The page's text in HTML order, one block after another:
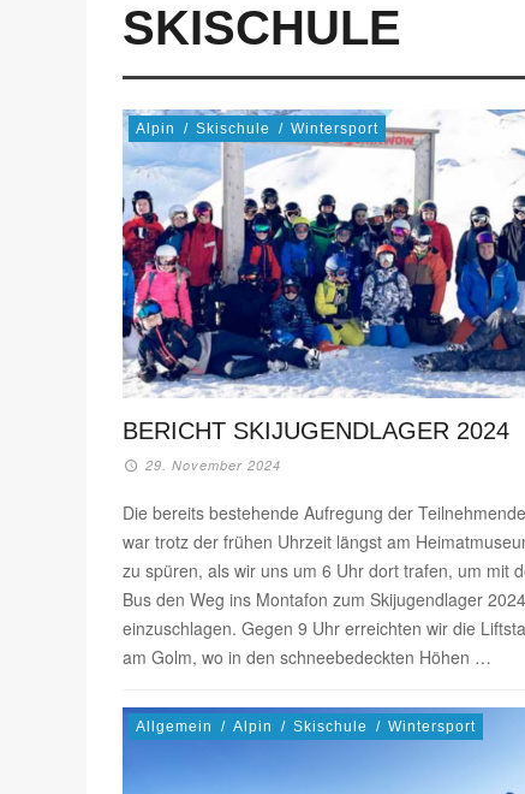
SKISCHULE
Alpin / Skischule / Wintersport
BERICHT SKIJUGENDLAGER 2024
29. November 2024
Die bereits bestehende Aufregung der
war trotz der frühen Uhrzeit längst am
zu spüren, als wir uns um 6 Uhr dort trafen, um mit
Bus den Weg ins Montafon zum Skijugendlager 2024
einzuschlagen. Gegen 9 Uhr erreichten wir die
am Golm, wo in den schneebedeckten Höhen …
Allgemein / Alpin / Skischule / Wintersport